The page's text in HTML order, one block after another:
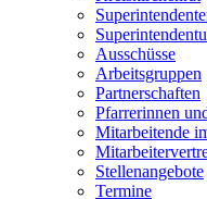
Ausschüsse
Arbeitsgruppen
Partnerschaften
Pfarrerinnen
Mitarbeitende
Stellenangebote
Termine